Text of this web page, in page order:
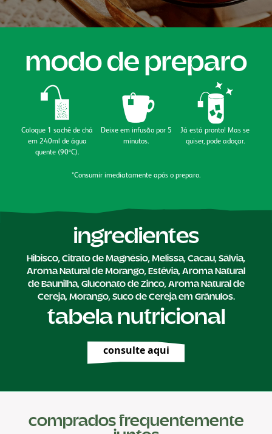
modo de preparo
Coloque 1 sachê de chá
em 240ml de água
quente (90ºC).
Deixe em infusão por 5
minutos.
Já está pronto! Mas se
quiser, pode adoçar.
*Consumir imediatamente após o preparo.
ingredientes
Hibisco, Citrato de Magnésio, Melissa, Cacau, Sálvia,
Aroma Natural de Morango, Estévia, Aroma Natural
de Baunilha, Gluconato de Zinco, Aroma Natural de
Cereja, Morango, Suco de Cereja em Grânulos.
tabela nutricional
consulte aqui
comprados frequentemente